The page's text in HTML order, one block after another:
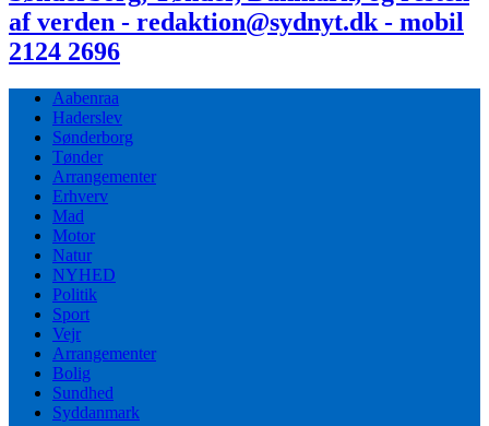
af verden - redaktion@sydnyt.dk - mobil
2124 2696
Aabenraa
Haderslev
Sønderborg
Tønder
Arrangementer
Erhverv
Mad
Motor
Natur
NYHED
Politik
Sport
Vejr
Arrangementer
Bolig
Sundhed
Syddanmark